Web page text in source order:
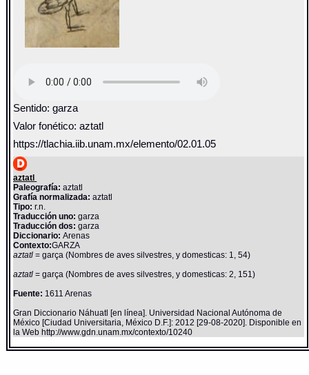
Sentido: garza
Valor fonético: aztatl
https://tlachia.iib.unam.mx/elemento/02.01.05
aztatl
Paleografía: aztatl
Grafía normalizada: aztatl
Tipo: r.n.
Traducción uno: garza
Traducción dos: garza
Diccionario:Arenas
Contexto:GARZA
aztatl= garça (Nombres de aves silvestres, y domesticas: 1, 54)
aztatl= garça (Nombres de aves silvestres, y domesticas: 2, 151)
Fuente: 1611 Arenas
Gran Diccionario Náhuatl [en línea]. Universidad Nacional Autónoma de
México [Ciudad Universitaria, México D.F.]: 2012 [29-08-2020]. Disponible en
la Web http://www.gdn.unam.mx/contexto/10240